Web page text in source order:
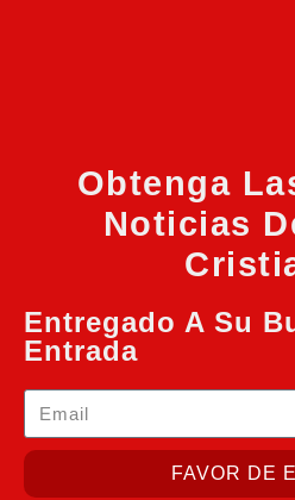
Obtenga
Noticias
Entregado A Su
Entrada
FAVOR DE